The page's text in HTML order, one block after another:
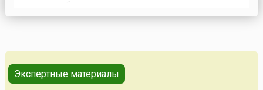
и принять участие в многочисленных культурных и
(англ. Pen...
Экспертные материалы